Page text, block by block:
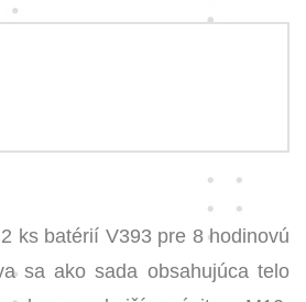
ks batérií V393 pre 8 hodinovú
sa ako sada obsahujúca telo